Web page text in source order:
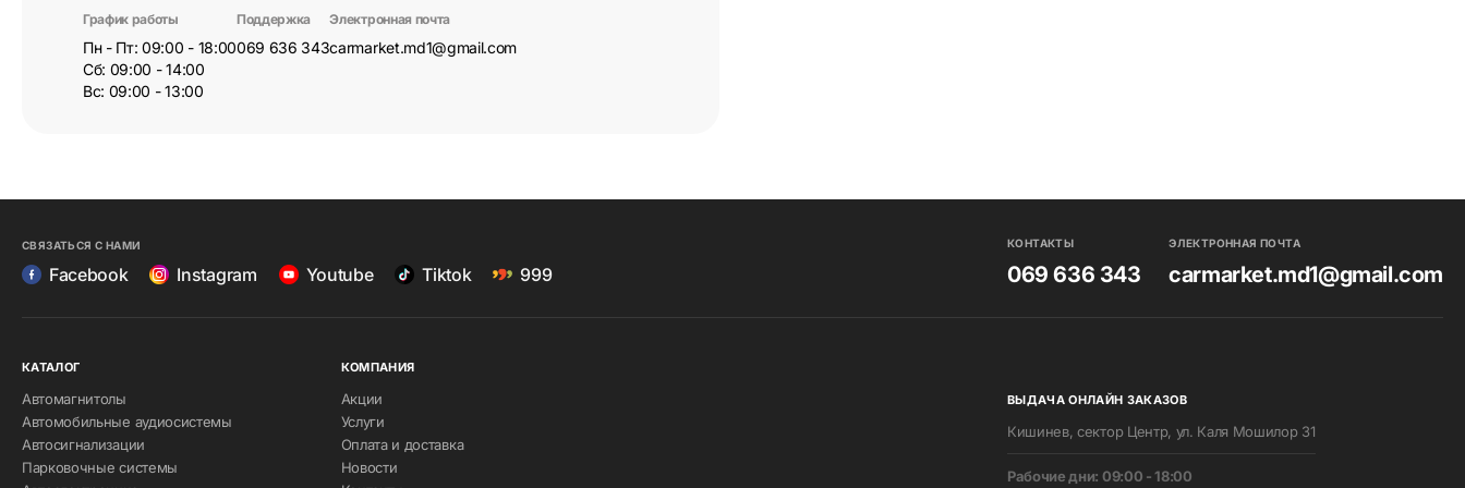
График работы
Пн - Пт: 09:00 - 18:00
Сб: 09:00 - 14:00
Вс: 09:00 - 13:00
Поддержка
069 636 343
Электронная почта
carmarket.md1@gmail.com
СВЯЗАТЬСЯ С НАМИ
Facebook Instagram Youtube Tiktok 999
КОНТАКТЫ
069 636 343
ЭЛЕКТРОННАЯ ПОЧТА
carmarket.md1@gmail.com
КАТАЛОГ
Автомагнитолы
Автомобильные аудиосистемы
Автосигнализации
Парковочные системы
КОМПАНИЯ
Акции
Услуги
Оплата и доставка
Новости
ВЫДАЧА ОНЛАЙН ЗАКАЗОВ
Кишинев, сектор Центр, ул. Каля Мошилор 31
Pабочие дни: 09:00 - 18:00